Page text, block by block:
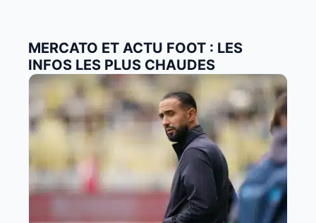
MERCATO ET ACTU FOOT : LES
INFOS LES PLUS CHAUDES